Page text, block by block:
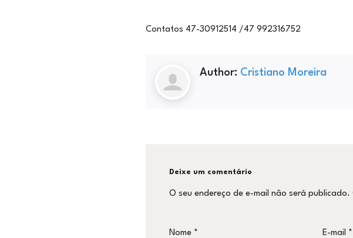
Contatos 47-30912514 /47 992316752
Author: Cristiano Moreira
Deixe um comentário
O seu endereço de e-mail não será publicado.
Nome * E-mail *